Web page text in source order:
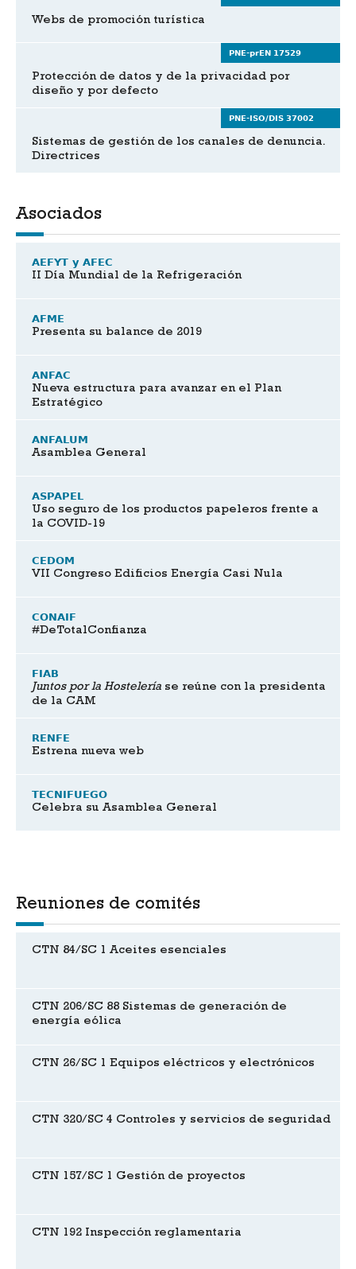
Webs de promoción turística
PNE-prEN 17529
Protección de datos y de la privacidad por
diseño y por defecto
PNE-ISO/DIS 37002
Sistemas de gestión de los canales de denuncia.
Directrices
Asociados
AEFYT y AFEC
II Día Mundial de la Refrigeración
AFME
Presenta su balance de 2019
ANFAC
Nueva estructura para avanzar en el Plan
Estratégico
ANFALUM
Asamblea General
ASPAPEL
Uso seguro de los productos papeleros frente a
la COVID-19
CEDOM
VII Congreso Edificios Energía Casi Nula
CONAIF
#DeTotalConfianza
FIAB
Juntos por la Hostelería se reúne con la presidenta
de la CAM
RENFE
Estrena nueva web
TECNIFUEGO
Celebra su Asamblea General
Reuniones de comités
CTN 84/SC 1 Aceites esenciales
CTN 206/SC 88 Sistemas de generación de
energía eólica
CTN 26/SC 1 Equipos eléctricos y electrónicos
CTN 320/SC 4 Controles y servicios de seguridad
CTN 157/SC 1 Gestión de proyectos
CTN 192 Inspección reglamentaria